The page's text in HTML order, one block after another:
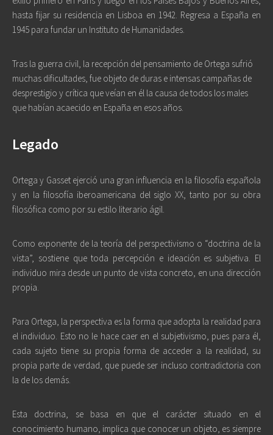
hasta fijar su residencia en Lisboa en 1942. Regresa a España en
1945 para fundar un Instituto de Humanidades.
Tras la guerra civil, la recepción del pensamiento de Ortega sufrió
muchas dificultades, fue objeto de duras e intensas campañas de
desprestigio y crítica que veían en él la causa de todos los males
que habían acaecido en España en esos años.
Legado
Ortega y Gasset ejerció una gran influencia en la filosofía española
y en la filosofía iberoamericana del siglo XX, tanto por su obra
filosófica como por su estilo literario ágil.
Como exponente de la teoría del perspectivismo o “doctrina de la
vista”, sostiene que toda percepción e ideación es subjetiva. El
individuo mira desde un punto de vista concreto, en una dirección
propia.
Para Ortega, la perspectiva es la forma que adopta la realidad para
el individuo. Esto no le hace caer en el subjetivismo, pues para él,
cada sujeto tiene su propia forma de acceder a la realidad, su
propia parte de verdad, que puede ser incluso contradictoria con
la de los demás.
Esta doctrina, se basa en que el carácter situado en el
conocimiento humano, implica que conocer un objeto, es siempre